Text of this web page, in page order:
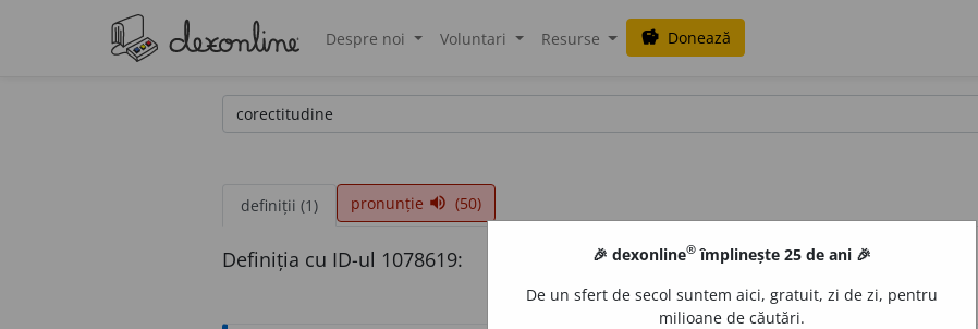
Despre noi Voluntari Resurse savings Donează
definiții (1) pronunție volume_up (50)
Definiția cu ID-ul 1078619: 🎉 dexonline® împlinește 25 de ani 🎉
De un sfert de secol suntem aici, gratuit, zi de zi, pentru
milioane de căutări.